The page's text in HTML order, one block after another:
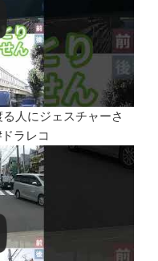
人にジェスチャーさ
ラレコ